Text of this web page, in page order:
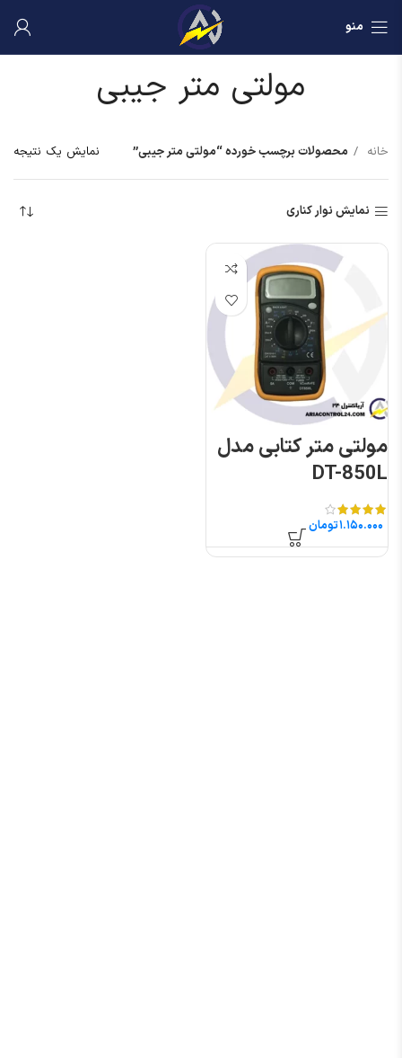
منو
مولتی متر جیبی
خانه محصولات برچسب خورده “مولتی متر جیبی” نمایش یک نتیجه
نمایش نوار کناری
مولتی متر کتابی مدل
DT-850L
تومان